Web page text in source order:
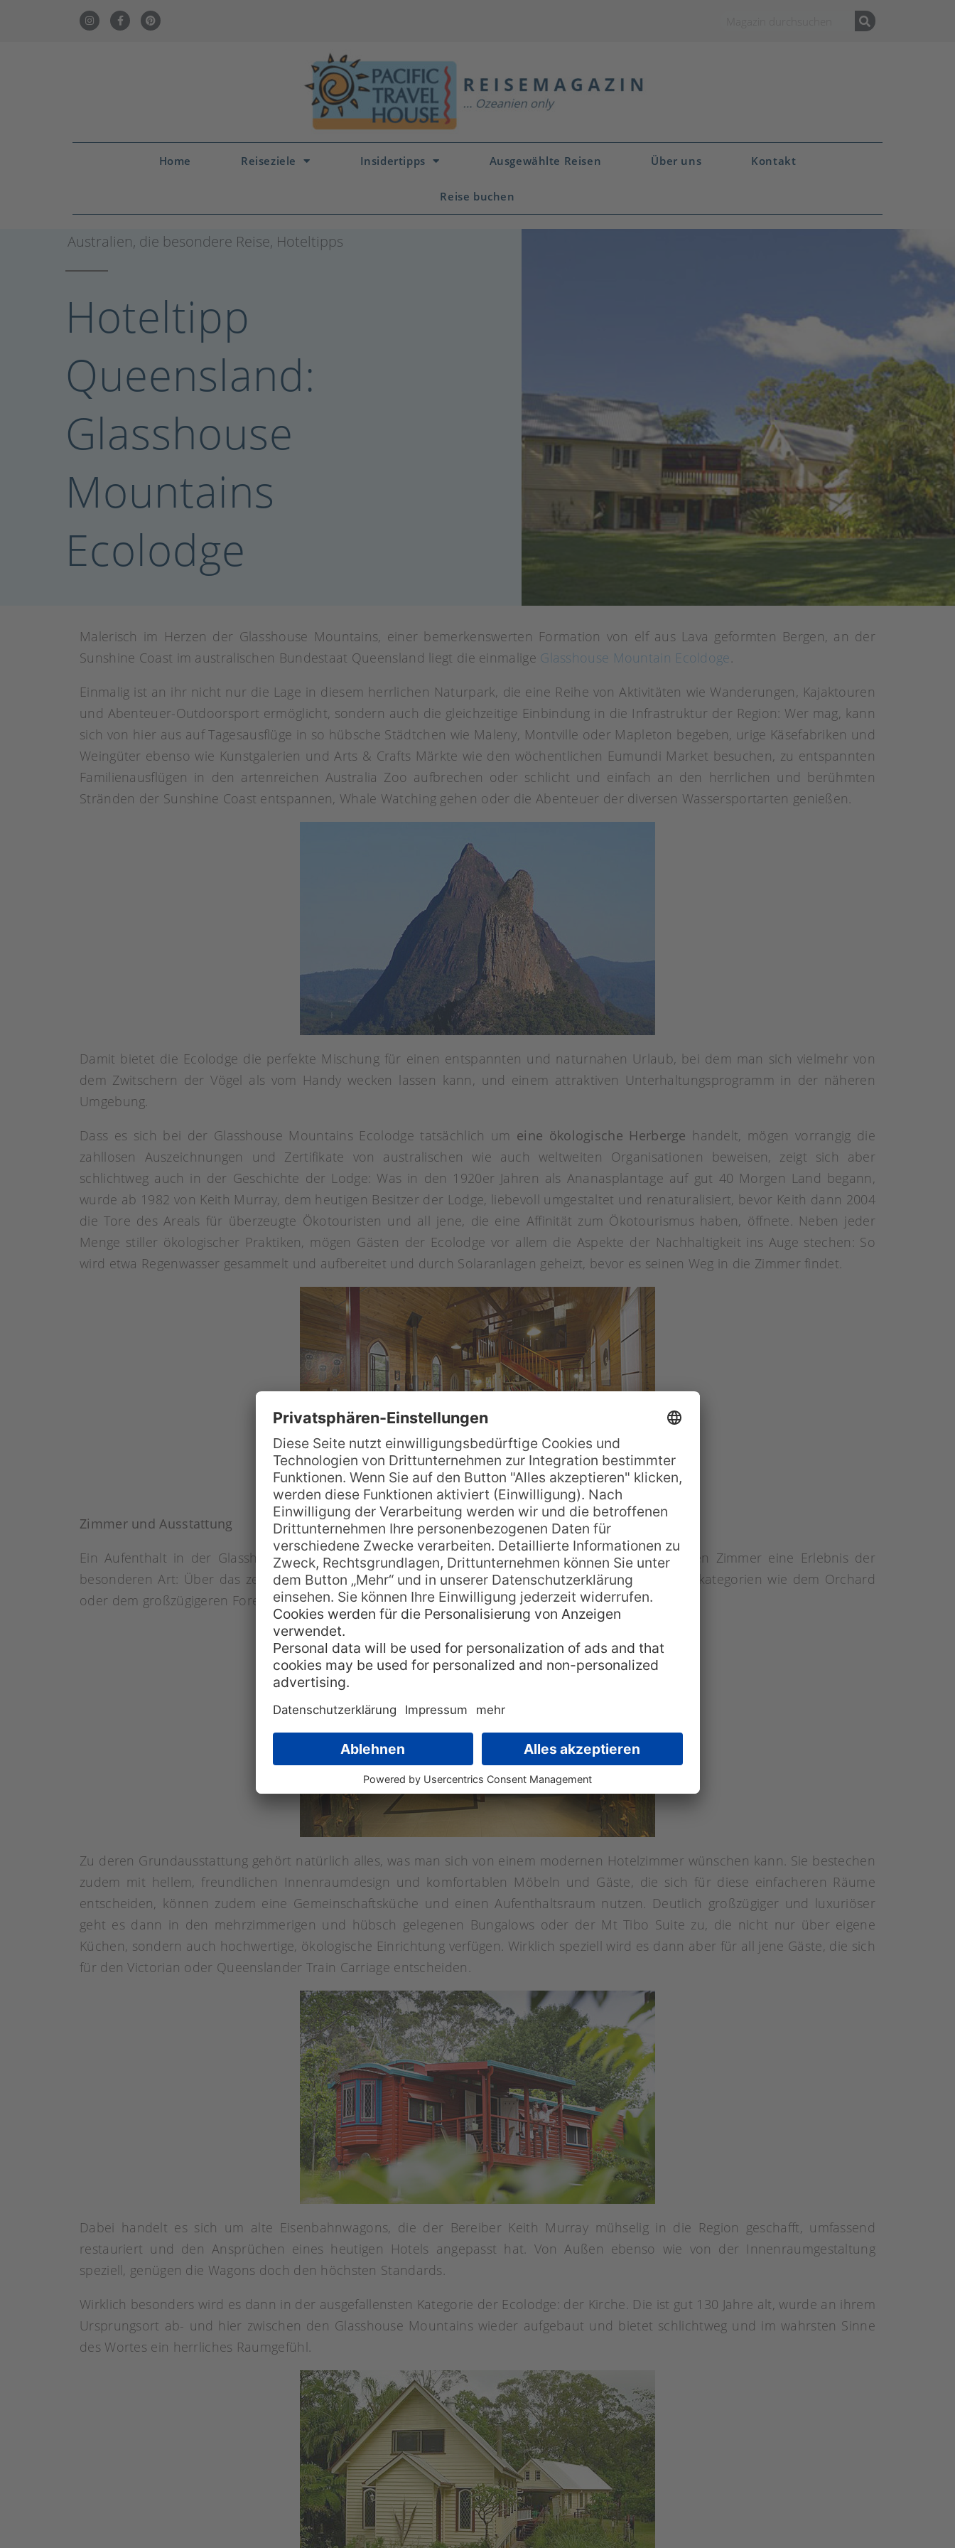
Home Reiseziele Insidertipps Ausgewählte Reisen Über uns Kontakt
Reise buchen
Australien, die besondere Reise, Hoteltipps
Hoteltipp
Queensland:
Glasshouse
Mountains
Ecolodge
Malerisch im Herzen der Glasshouse Mountains, einer bemerkenswerten Formation von elf aus Lava geformten Bergen, an der
Sunshine Coast im australischen Bundestaat Queensland liegt die einmalige Glasshouse Mountain Ecoldoge.
Einmalig ist an ihr nicht nur die Lage in diesem herrlichen Naturpark, die eine Reihe von Aktivitäten wie Wanderungen, Kajaktouren
und Abenteuer-Outdoorsport ermöglicht, sondern auch die gleichzeitige Einbindung in die Infrastruktur der Region: Wer mag, kann
sich von hier aus auf Tagesausflüge in so hübsche Städtchen wie Maleny, Montville oder Mapleton begeben, urige Käsefabriken und
Weingüter ebenso wie Kunstgalerien und Arts & Crafts Märkte wie den wöchentlichen Eumundi Market besuchen, zu entspannten
Familienausflügen in den artenreichen Australia Zoo aufbrechen oder schlicht und einfach an den herrlichen und berühmten
Stränden der Sunshine Coast entspannen, Whale Watching gehen oder die Abenteuer der diversen Wassersportarten genießen.
Damit bietet die Ecolodge die perfekte Mischung für einen entspannten und naturnahen Urlaub, bei dem man sich vielmehr von
dem Zwitschern der Vögel als vom Handy wecken lassen kann, und einem attraktiven Unterhaltungsprogramm in der näheren
Umgebung.
Dass es sich bei der Glasshouse Mountains Ecolodge tatsächlich um eine ökologische Herberge handelt, mögen vorrangig die
zahllosen Auszeichnungen und Zertifikate von australischen wie auch weltweiten Organisationen beweisen, zeigt sich aber
schlichtweg auch in der Geschichte der Lodge: Was in den 1920er Jahren als Ananasplantage auf gut 40 Morgen Land begann,
wurde ab 1982 von Keith Murray, dem heutigen Besitzer der Lodge, liebevoll umgestaltet und renaturalisiert, bevor Keith dann 2004
die Tore des Areals für überzeugte Ökotouristen und all jene, die eine Affinität zum Ökotourismus haben, öffnete. Neben jeder
Menge stiller ökologischer Praktiken, mögen Gästen der Ecolodge vor allem die Aspekte der Nachhaltigkeit ins Auge stechen: So
wird etwa Regenwasser gesammelt und aufbereitet und durch Solaranlagen geheizt, bevor es seinen Weg in die Zimmer findet.
Zimmer und Ausstattung
Ein Aufenthalt in der Glasshouse Mountains Ecolodge ist nicht zuletzt auch wegen der besonderen Zimmer eine Erlebnis der
besonderen Art: Über das zentrale Areal des Lodge verteilt liegen diverse kleine Häuser mit Zimmerkategorien wie dem Orchard
oder dem großzügigeren Forest Family Room.
Zu deren Grundausstattung gehört natürlich alles, was man sich von einem modernen Hotelzimmer wünschen kann. Sie bestechen
zudem mit hellem, freundlichen Innenraumdesign und komfortablen Möbeln und Gäste, die sich für diese einfacheren Räume
entscheiden, können zudem eine Gemeinschaftsküche und einen Aufenthaltsraum nutzen. Deutlich großzügiger und luxuriöser
geht es dann in den mehrzimmerigen und hübsch gelegenen Bungalows oder der Mt Tibo Suite zu, die nicht nur über eigene
Küchen, sondern auch hochwertige, ökologische Einrichtung verfügen. Wirklich speziell wird es dann aber für all jene Gäste, die sich
für den Victorian oder Queenslander Train Carriage entscheiden.
Dabei handelt es sich um alte Eisenbahnwagons, die der Bereiber Keith Murray mühselig in die Region geschafft, umfassend
restauriert und den Ansprüchen eines heutigen Hotels angepasst hat. Von Außen ebenso wie von der Innenraumgestaltung
speziell, genügen die Wagons doch den höchsten Standards.
Wirklich besonders wird es dann in der ausgefallensten Kategorie der Ecolodge: der Kirche. Die ist gut 130 Jahre alt, wurde an ihrem
Ursprungsort ab- und hier zwischen den Glasshouse Mountains wieder aufgebaut und bietet schlichtweg und im wahrsten Sinne
des Wortes ein herrliches Raumgefühl.